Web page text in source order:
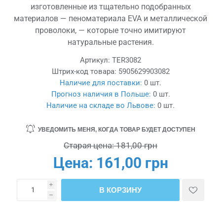
изготовленные из тщательно подобранных
материалов — пеноматериала EVA и металлической
проволоки, — которые точно имитируют
натуральные растения.
Артикул: TER3082
Штрих-код товара: 5905629903082
Наличие для поставки: 0 шт.
Прогноз наличия в Польше: 0 шт.
Наличие на складе во Львове: 0 шт.
УВЕДОМИТЬ МЕНЯ, КОГДА ТОВАР БУДЕТ ДОСТУПЕН
Старая цена: 181,00 грн
Цена: 161,00 грн
i
h
В КОРЗИНУ